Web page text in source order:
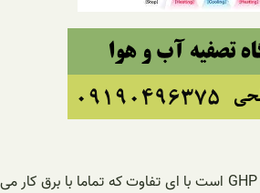
این دستگاه مشابه دستگاه GHP است با ای تفاوت که تماما با برق کار می